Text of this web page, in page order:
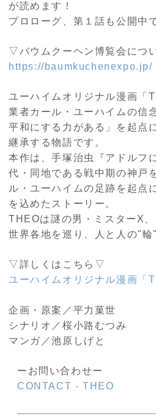
が読めます！
プロローグ、第１話も公開中
▽バウムクーヘン博覧会につ
https://baumkuchenexpo.jp/
ユーハイムオリジナル漫画「
業者カール・ユーハイムの信
平和にする力がある」を起点
継承する物語です。
本作は、手塚治虫『アドルフ
代・同地である戦中期の神戸
ル・ユーハイムの足跡を起点
を込めたストーリー。
THEOは謎の男・ミスターX
世界各地を巡り、人と人の"輪
▽詳しくはこちら▽
ユーハイムオリジナル漫画「
企画・原案／平力菓世
シナリオ／桜小路むつみ
マンガ／池原しげと
ーお問い合わせー
CONTACT - THEO